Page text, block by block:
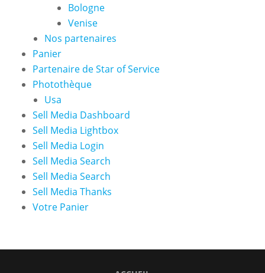
Bologne
Venise
Nos partenaires
Panier
Partenaire de Star of Service
Photothèque
Usa
Sell Media Dashboard
Sell Media Lightbox
Sell Media Login
Sell Media Search
Sell Media Search
Sell Media Thanks
Votre Panier